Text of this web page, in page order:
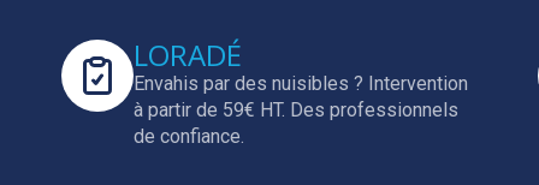
LORADÉ
Envahis par des nuisibles ? Intervention
à partir de 59€ HT. Des professionnels
de confiance.